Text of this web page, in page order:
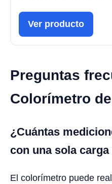
Ver producto
Preguntas
Colorímetro
¿Cuántas
con una sola
El colorímetro puede